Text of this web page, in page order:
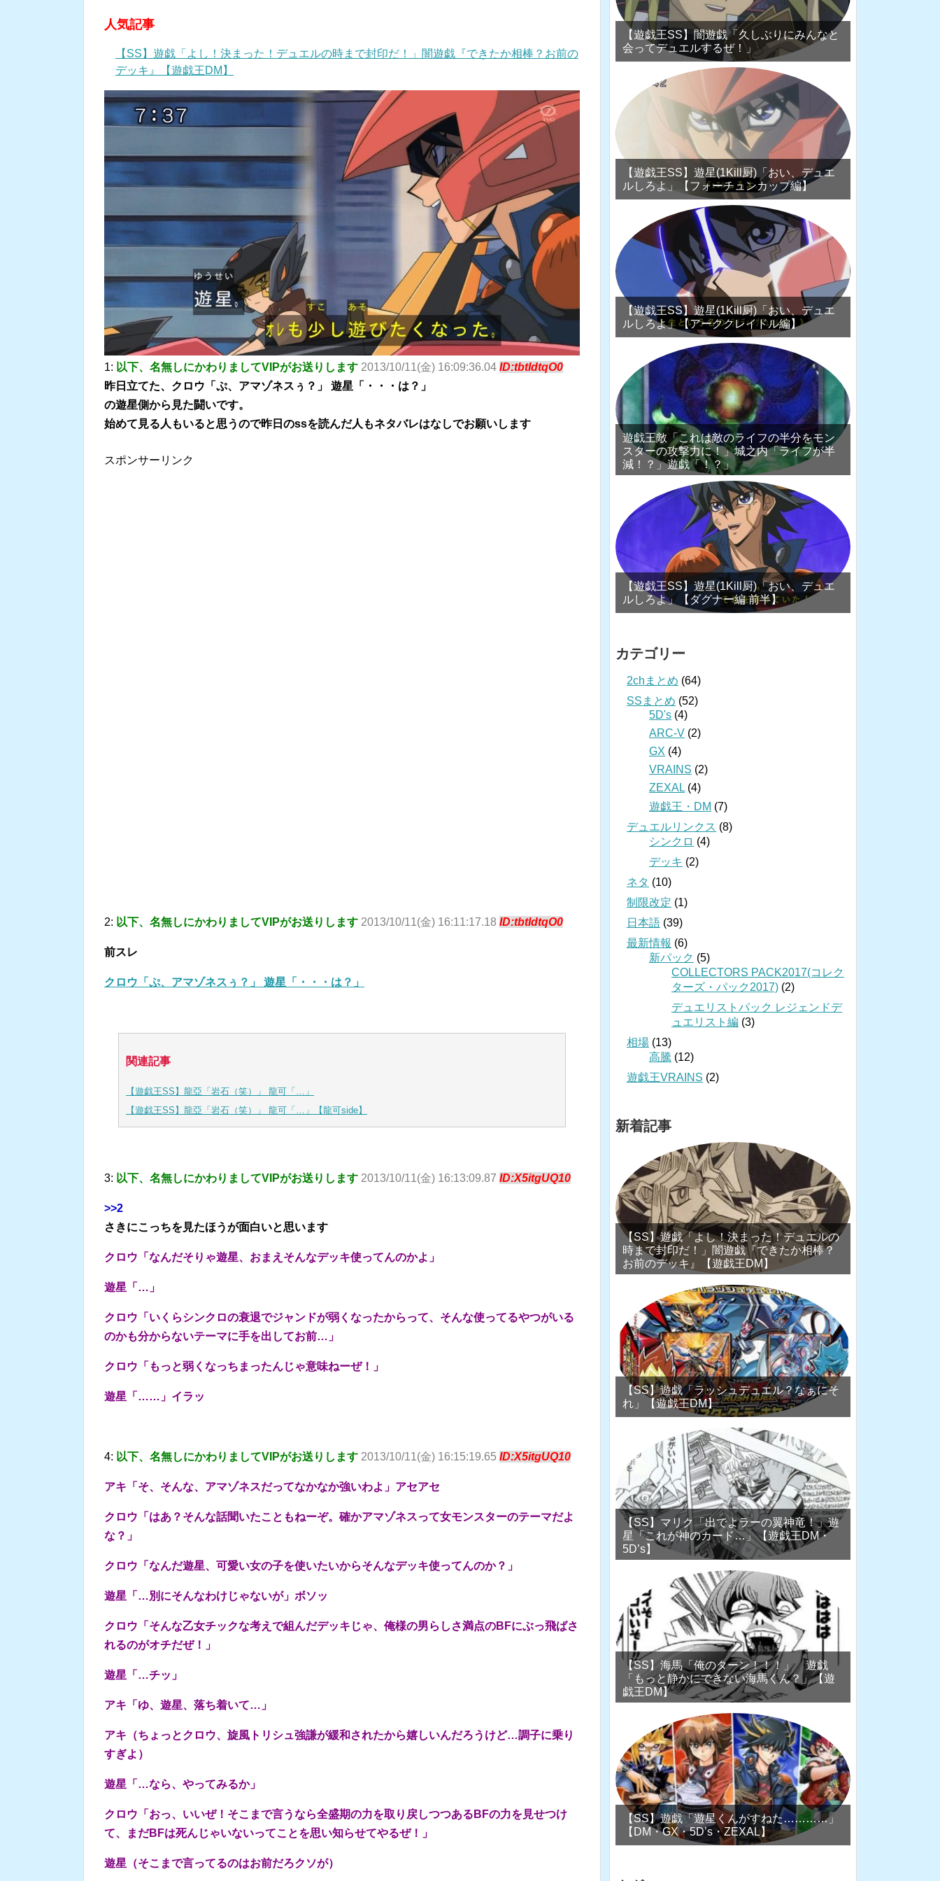
人気記事
【SS】遊戯「よし！決まった！デュエルの時まで封印だ！」闇遊戯『できたか相棒？お前の
デッキ』【遊戯王DM】
1: 以下、名無しにかわりましてVIPがお送りします 2013/10/11(金) 16:09:36.04 ID:tbtIdtqO0
昨日立てた、クロウ「ぷ、アマゾネスぅ？」 遊星「・・・は？」
の遊星側から見た闘いです。
始めて見る人もいると思うので昨日のssを読んだ人もネタバレはなしでお願いします
スポンサーリンク
2: 以下、名無しにかわりましてVIPがお送りします 2013/10/11(金) 16:11:17.18 ID:tbtIdtqO0
前スレ
クロウ「ぷ、アマゾネスぅ？」 遊星「・・・は？」
関連記事
【遊戯王SS】龍亞「岩石（笑）」 龍可「…」
【遊戯王SS】龍亞「岩石（笑）」 龍可「…」【龍可side】
3: 以下、名無しにかわりましてVIPがお送りします 2013/10/11(金) 16:13:09.87 ID:X5itgUQ10
>>2
さきにこっちを見たほうが面白いと思います
クロウ「なんだそりゃ遊星、おまえそんなデッキ使ってんのかよ」
遊星「…」
クロウ「いくらシンクロの衰退でジャンドが弱くなったからって、そんな使ってるやつがいる
のかも分からないテーマに手を出してお前…」
クロウ「もっと弱くなっちまったんじゃ意味ねーぜ！」
遊星「……」イラッ
4: 以下、名無しにかわりましてVIPがお送りします 2013/10/11(金) 16:15:19.65 ID:X5itgUQ10
アキ「そ、そんな、アマゾネスだってなかなか強いわよ」アセアセ
クロウ「はあ？そんな話聞いたこともねーぞ。確かアマゾネスって女モンスターのテーマだよ
な？」
クロウ「なんだ遊星、可愛い女の子を使いたいからそんなデッキ使ってんのか？」
遊星「…別にそんなわけじゃないが」ボソッ
クロウ「そんな乙女チックな考えで組んだデッキじゃ、俺様の男らしさ満点のBFにぶっ飛ばさ
れるのがオチだぜ！」
遊星「…チッ」
アキ「ゆ、遊星、落ち着いて…」
アキ（ちょっとクロウ、旋風トリシュ強謙が緩和されたから嬉しいんだろうけど…調子に乗り
すぎよ）
遊星「…なら、やってみるか」
クロウ「おっ、いいぜ！そこまで言うなら全盛期の力を取り戻しつつあるBFの力を見せつけ
て、まだBFは死んじゃいないってことを思い知らせてやるぜ！」
遊星（そこまで言ってるのはお前だろクソが）
【遊戯王SS】闇遊戯「久しぶりにみんなと
会ってデュエルするぜ！」
【遊戯王SS】遊星(1Kill厨)「おい、デュエ
ルしろよ」【フォーチュンカップ編】
【遊戯王SS】遊星(1Kill厨)「おい、デュエ
ルしろよ」【アーククレイドル編】
遊戯王敵「これは敵のライフの半分をモン
スターの攻撃力に！」城之内「ライフが半
減！？」遊戯「！？」
【遊戯王SS】遊星(1Kill厨)「おい、デュエ
ルしろよ」【ダグナー編 前半】
カテゴリー
2chまとめ (64)
SSまとめ (52)
5D's (4)
ARC-V (2)
GX (4)
VRAINS (2)
ZEXAL (4)
遊戯王・DM (7)
デュエルリンクス (8)
シンクロ (4)
デッキ (2)
ネタ (10)
制限改定 (1)
日本語 (39)
最新情報 (6)
新パック (5)
COLLECTORS PACK2017(コレク
ターズ・パック2017) (2)
デュエリストパック レジェンドデ
ュエリスト編 (3)
相場 (13)
高騰 (12)
遊戯王VRAINS (2)
新着記事
【SS】遊戯「よし！決まった！デュエルの
時まで封印だ！」闇遊戯『できたか相棒？
お前のデッキ』【遊戯王DM】
【SS】遊戯「ラッシュデュエル？なぁにそ
れ」【遊戯王DM】
【SS】マリク「出でよラーの翼神竜！」遊
星「これが神のカード…」【遊戯王DM・
5D’s】
【SS】海馬「俺のターン！！！」 遊戯
「もっと静かにできない海馬くん？」【遊
戯王DM】
【SS】遊戯「遊星くんがすねた…………」
【DM・GX・5D’s・ZEXAL】